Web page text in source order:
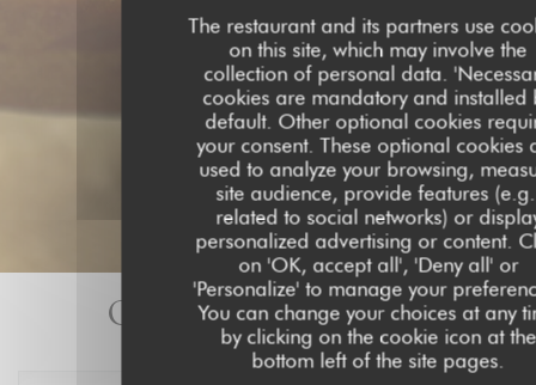
The restaurant and its partners use
on this site, which may involve the
collection of personal data.
cookies are mandatory and installed
default. Other optional cookies
your consent. These optional cookies
used to analyze your browsing,
site audience, provide features
related to social networks) or
personalized advertising or content.
on 'OK, accept all', 'Deny all' or
'Personalize' to manage your
You can change your choices at any
by clicking on the cookie icon at the
bottom left of the site pages.
Our customer ratings